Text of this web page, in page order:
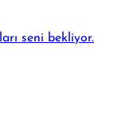
seni bekliyor.